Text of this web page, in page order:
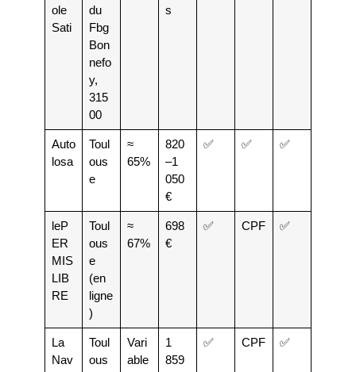
ole
Sati
du
Fbg
Bon
nefo
y,
315
00
s
Auto
losa
Toul
ous
e
≈
65%
820
–1
050
€
✅ ✅ ✅
leP
ER
MIS
LIB
RE
Toul
ous
e
(en
ligne
)
≈
67%
698
€
✅ CPF ✅
La
Nav
Toul
ous
Vari
able
1
859
✅ CPF ✅